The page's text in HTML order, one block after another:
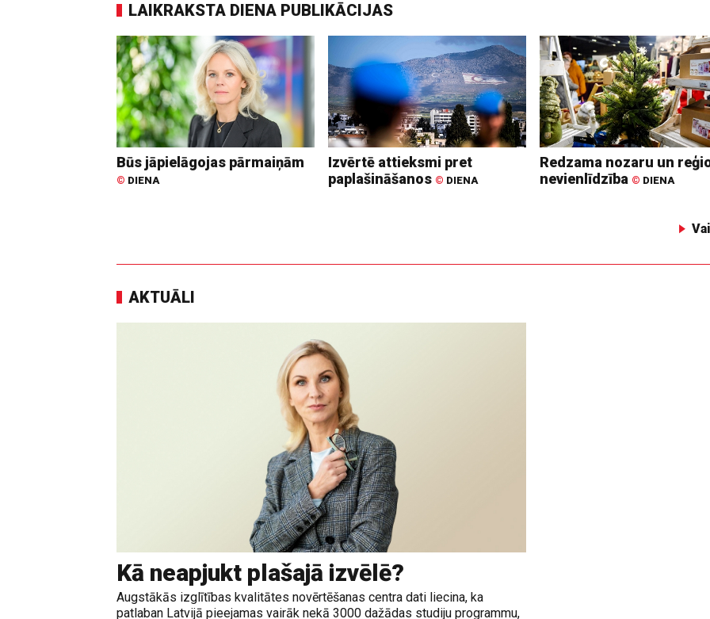
LAIKRAKSTA DIENA PUBLIKĀCIJAS
Būs jāpielāgojas pārmaiņām
© DIENA
Izvērtē attieksmi pret
paplašināšanos © DIENA
Redzama nozaru un
nevienlīdzība © DIENA
AKTUĀLI
Kā neapjukt plašajā izvēlē?
Augstākās izglītības kvalitātes novērtēšanas centra dati liecina, ka
patlaban Latvijā pieejamas vairāk nekā 3000 dažādas studiju programmu,